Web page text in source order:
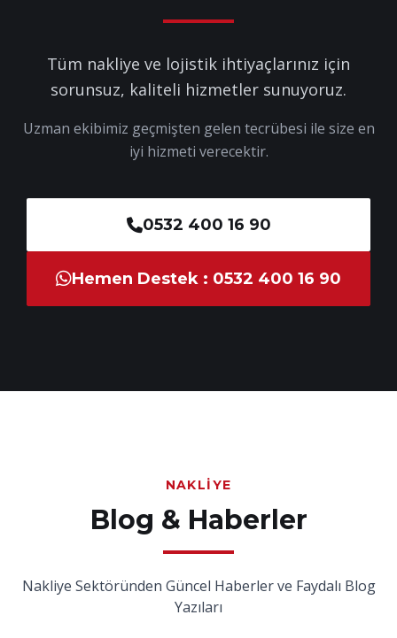
Tüm nakliye ve lojistik ihtiyaçlarınız için
sorunsuz, kaliteli hizmetler sunuyoruz.
Uzman ekibimiz geçmişten gelen tecrübesi ile size en
iyi hizmeti verecektir.
0532 400 16 90
Hemen Destek : 0532 400 16 90
NAKLIYE
Blog & Haberler
Nakliye Sektöründen Güncel Haberler ve Faydalı Blog
Yazıları